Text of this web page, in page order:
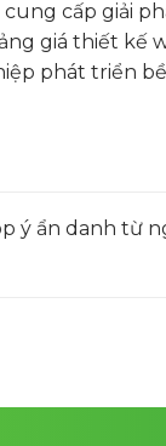
cấp giải
giá thiết kế
phát triển
ý ẩn danh từ